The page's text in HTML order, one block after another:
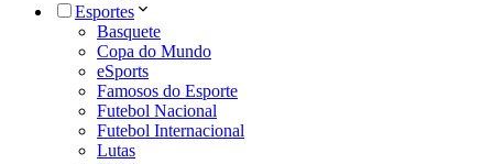
Esportes
Basquete
Copa do Mundo
eSports
Famosos do Esporte
Futebol Nacional
Futebol Internacional
Lutas